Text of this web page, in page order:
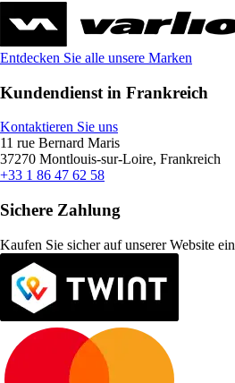
Entdecken Sie alle unsere Marken
Kundendienst in Frankreich
Kontaktieren Sie uns
11 rue Bernard Maris
37270 Montlouis-sur-Loire, Frankreich
+33 1 86 47 62 58
Sichere Zahlung
Kaufen Sie sicher auf unserer Website ein